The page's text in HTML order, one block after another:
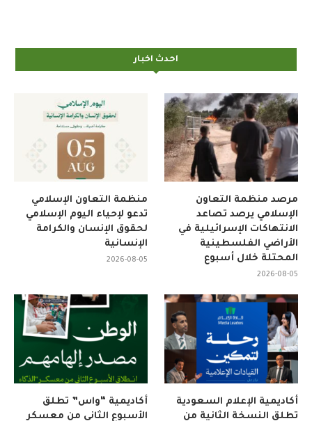
احدث اخبار
منظمة التعاون الإسلامي
تدعو لإحياء اليوم الإسلامي
لحقوق الإنسان والكرامة
الإنسانية
مرصد منظمة التعاون
الإسلامي يرصد تصاعد
الانتهاكات الإسرائيلية في
الأراضي الفلسطينية
المحتلة خلال أسبوع
أكاديمية “واس” تطلق
أكاديمية الإعلام السعودية